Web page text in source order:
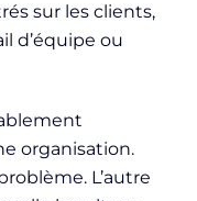
sur les clients,
d’équipe ou
organisation.
L’autre